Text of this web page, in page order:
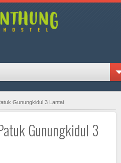
Gunungkidul 3 Lantai
Gunungkidul 3